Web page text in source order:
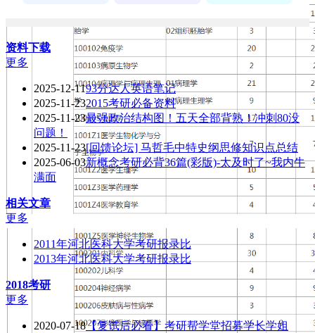
资料下载
更多
2025-12-1193分达人英语笔记
2025-11-232015考研必备资料
2025-11-23最强政治结构图！五天全部背熟！冲刺80没
问题！
2025-11-23[回馈论坛] 马哲毛中特史纲思修知识点总结
2025-06-03新概念考研必背36篇(彩版)-太及时了~我内牛
满面
相关文章
更多
2011年河北医科大学考研报录比
2013年河北医科大学考研报录比
2018考研
更多
2020-07-18【复试后必看】考研帮学堂招募学长学姐